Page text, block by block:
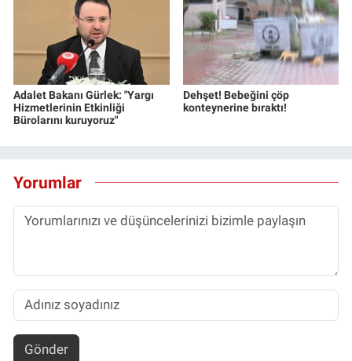
Adalet Bakanı Gürlek: "Yargı
Hizmetlerinin Etkinliği
Bürolarını kuruyoruz"
Dehşet! Bebeğini çöp
konteynerine bıraktı!
Yorumlar
Gönder